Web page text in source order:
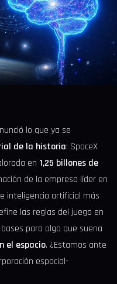
lo que ya se
de la historia: SpaceX
en 1,25 billones de
de la empresa líder en
inteligencia artificial más
las reglas del juego en
para algo que suena
el espacio. ¿Estamos ante
espacial-